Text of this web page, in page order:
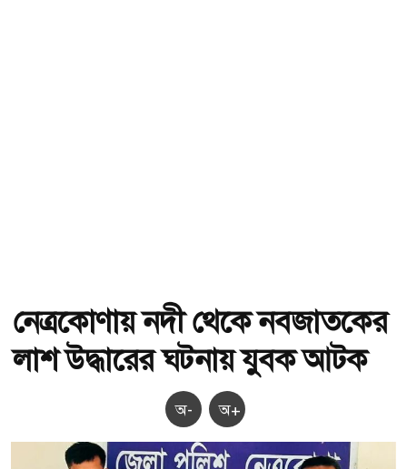
নেত্রকোণায় নদী থেকে নবজাতকের
লাশ উদ্ধারের ঘটনায় যুবক আটক
অ- অ+